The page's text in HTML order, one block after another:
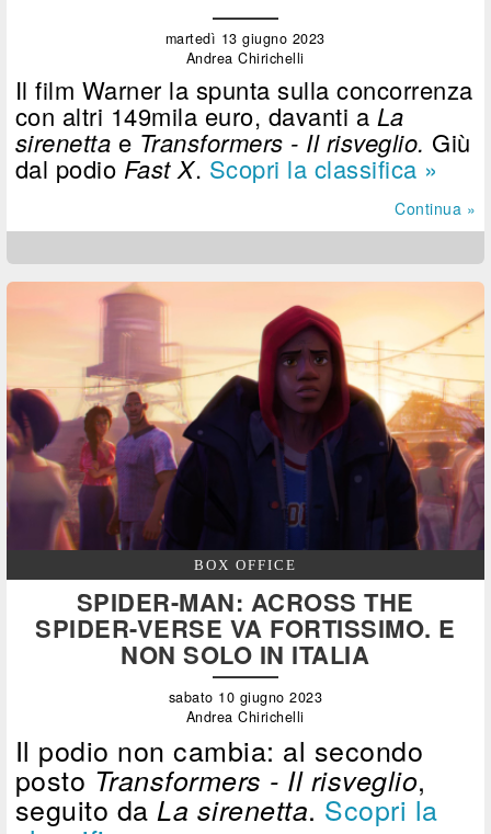
martedì 13 giugno 2023
Andrea Chirichelli
Il film Warner la spunta sulla concorrenza
con altri 149mila euro, davanti a La
sirenetta e Transformers - Il risveglio. Giù
dal podio Fast X. Scopri la classifica »
Continua »
BOX OFFICE
SPIDER-MAN: ACROSS THE
SPIDER-VERSE VA FORTISSIMO. E
NON SOLO IN ITALIA
sabato 10 giugno 2023
Andrea Chirichelli
Il podio non cambia: al secondo
posto Transformers - Il risveglio,
seguito da La sirenetta. Scopri la